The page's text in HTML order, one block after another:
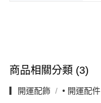
商品相關分類 (3)
▎開運配飾 • 開運配件